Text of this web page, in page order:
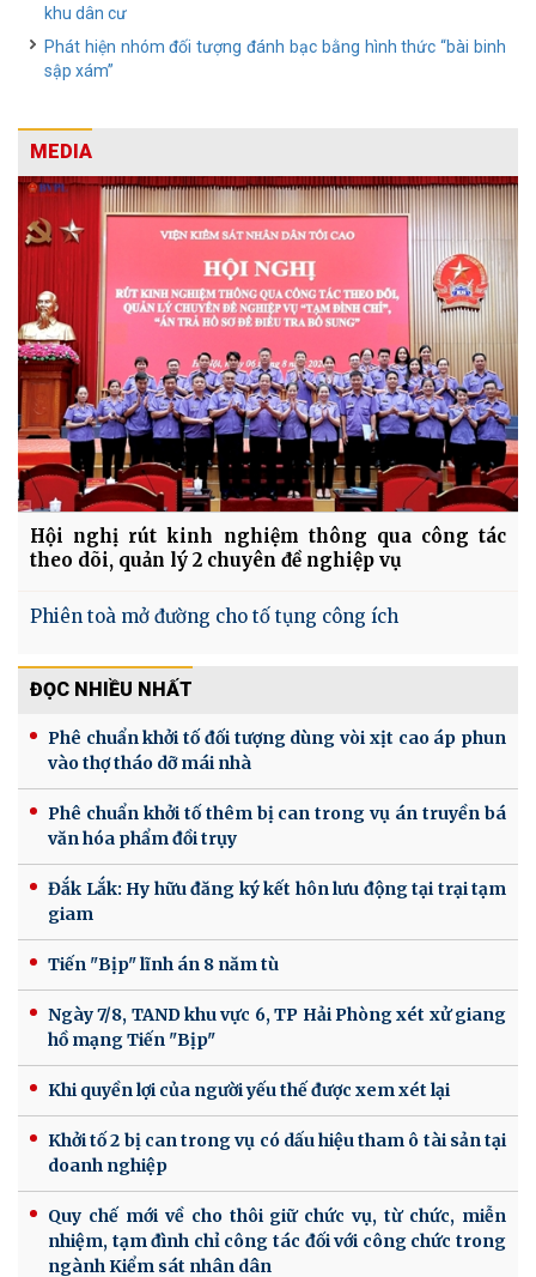
khu dân cư
Phát hiện nhóm đối tượng đánh bạc bằng hình thức “bài binh
sập xám”
MEDIA
Hội nghị rút kinh nghiệm thông qua công tác
theo dõi, quản lý 2 chuyên đề nghiệp vụ
Phiên toà mở đường cho tố tụng công ích
ĐỌC NHIỀU NHẤT
Phê chuẩn khởi tố đối tượng dùng vòi xịt cao áp phun
vào thợ tháo dỡ mái nhà
Phê chuẩn khởi tố thêm bị can trong vụ án truyền bá
văn hóa phẩm đồi trụy
Đắk Lắk: Hy hữu đăng ký kết hôn lưu động tại trại tạm
giam
Tiến "Bịp" lĩnh án 8 năm tù
Ngày 7/8, TAND khu vực 6, TP Hải Phòng xét xử giang
hồ mạng Tiến "Bịp"
Khi quyền lợi của người yếu thế được xem xét lại
Khởi tố 2 bị can trong vụ có dấu hiệu tham ô tài sản tại
doanh nghiệp
Quy chế mới về cho thôi giữ chức vụ, từ chức, miễn
nhiệm, tạm đình chỉ công tác đối với công chức trong
ngành Kiểm sát nhân dân